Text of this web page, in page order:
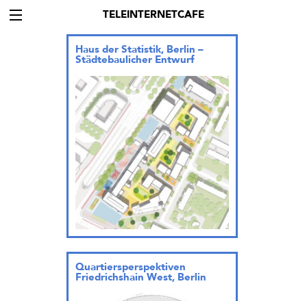
TELEINTERNETCAFE
Haus der Statistik, Berlin –
Städtebaulicher Entwurf
Quartiersperspektiven
Friedrichshain West, Berlin